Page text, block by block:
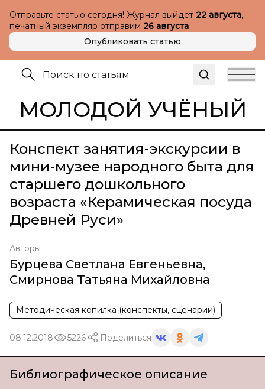
Отправьте статью сегодня! Журнал выйдет 22 августа,
печатный экземпляр отправим 26 августа
Опубликовать статью
МОЛОДОЙ УЧЁНЫЙ
Конспект занятия-экскурсии в
мини-музее народного быта для
старшего дошкольного
возраста «Керамическая посуда
Древней Руси»
Авторы
Бурцева Светлана Евгеньевна,
Смирнова Татьяна Михайловна
Методическая копилка (конспекты, сценарии)
08.12.2018 5226 Поделиться
Библиографическое описание